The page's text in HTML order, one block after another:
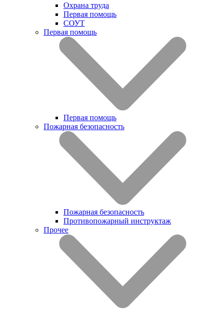
Охрана труда
Первая помощь
СОУТ
Первая помощь
Первая помощь
Пожарная безопасность
Пожарная безопасность
Противопожарный инструктаж
Прочее